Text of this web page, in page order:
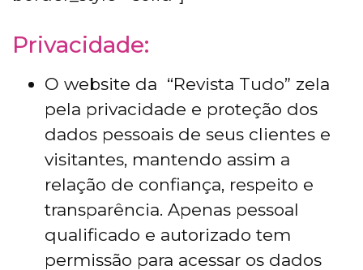
Privacidade:
O website da “Revista Tudo” zela
pela privacidade e proteção dos
dados pessoais de seus clientes e
visitantes, mantendo assim a
relação de confiança, respeito e
transparência. Apenas pessoal
qualificado e autorizado tem
permissão para acessar os dados